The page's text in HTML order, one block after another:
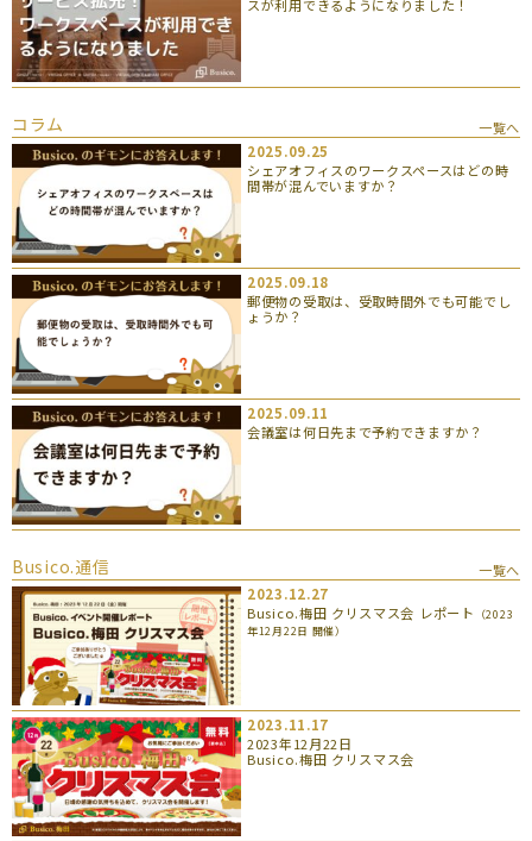
スが利用できるようになりました！
コラム
一覧へ
2025.09.25
シェアオフィスのワークスペースはどの時
間帯が混んでいますか？
2025.09.18
郵便物の受取は、受取時間外でも可能でし
ょうか？
2025.09.11
会議室は何日先まで予約できますか？
Busico.通信
一覧へ
2023.12.27
Busico.梅田 クリスマス会 レポート
（2023
年12月22日 開催）
2023.11.17
2023年12月22日
Busico.梅田 クリスマス会